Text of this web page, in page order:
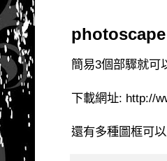
photoscape
簡易3個部驟就可
下載網址: http://
還有多種圖框可